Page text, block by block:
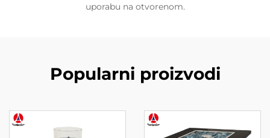
uporabu na otvorenom.
Popularni proizvodi